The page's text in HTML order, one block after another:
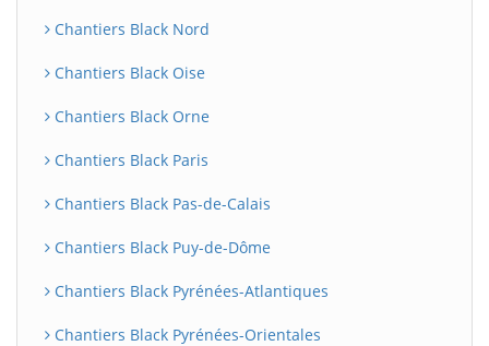
Chantiers Black Nord
Chantiers Black Oise
Chantiers Black Orne
Chantiers Black Paris
Chantiers Black Pas-de-Calais
Chantiers Black Puy-de-Dôme
Chantiers Black Pyrénées-Atlantiques
Chantiers Black Pyrénées-Orientales